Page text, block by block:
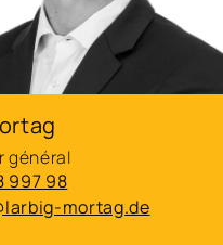
général
997 98
mortag.de